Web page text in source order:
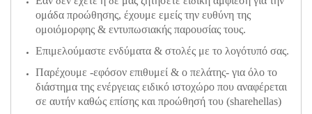
ομάδα προώθησης, έχουμε εμείς την ευθύνη της
ομοιόμορφης & εντυπωσιακής παρουσίας τους.
Επιμελούμαστε ενδύματα & στολές με το λογότυπό σας.
Παρέχουμε -εφόσον επιθυμεί & ο πελάτης- για όλο το
διάστημα της ενέργειας ειδικό ιστοχώρο που αναφέρεται
σε αυτήν καθώς επίσης και προώθησή του (sharehellas)